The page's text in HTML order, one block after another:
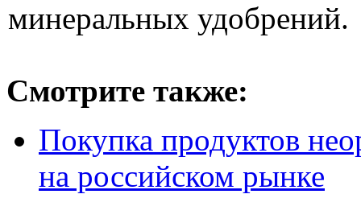
минеральных удобрений.
Смотрите также:
Покупка продуктов
на российском рынке